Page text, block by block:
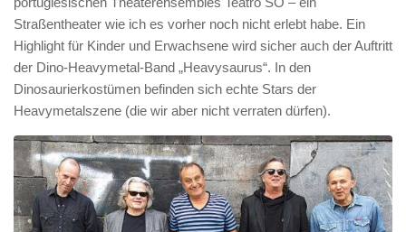
Straßentheater wie ich es vorher noch nicht erlebt habe. Ein
Highlight für Kinder und Erwachsene wird sicher auch der Auftritt
der Dino-Heavymetal-Band „Heavysaurus“. In den
Dinosaurierkostümen befinden sich echte Stars der
Heavymetalszene (die wir aber nicht verraten dürfen).